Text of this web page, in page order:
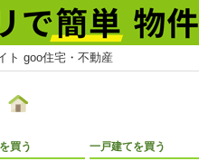
ト goo住宅・不動産
買う 一戸建てを買う